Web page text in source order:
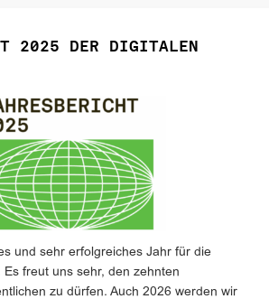
2025 DER DIGITALEN
und sehr erfolgreiches Jahr für die
Es freut uns sehr, den zehnten
zu dürfen. Auch 2026 werden wir